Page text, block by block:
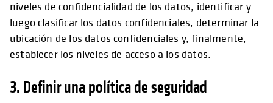
niveles de confidencialidad de los datos, identificar y
luego clasificar los datos confidenciales, determinar la
ubicación de los datos confidenciales y, finalmente,
establecer los niveles de acceso a los datos.
3. Definir una política de seguridad